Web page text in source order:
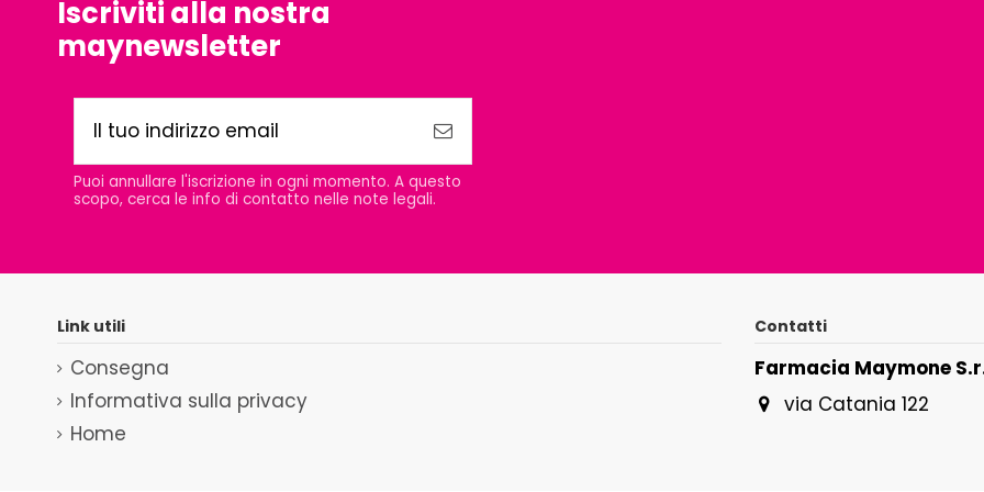
Iscriviti alla nostra
maynewsletter
Puoi annullare l'iscrizione in ogni momento. A questo
scopo, cerca le info di contatto nelle note legali.
Link utili
Consegna
Informativa sulla privacy
Home
Contatti
Farmacia Maymone
via Catania 122